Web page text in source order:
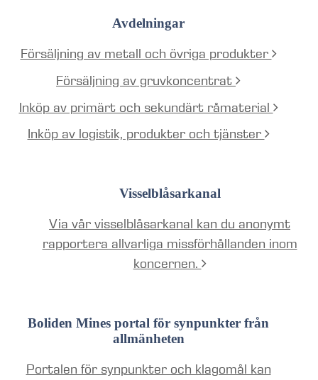
Avdelningar
Försäljning av metall och övriga produkter
Försäljning av gruvkoncentrat
Inköp av primärt och sekundärt råmaterial
Inköp av logistik, produkter och tjänster
Visselblåsarkanal
Via vår visselblåsarkanal kan du anonymt
rapportera allvarliga missförhållanden inom
koncernen.
Boliden Mines portal för synpunkter från
allmänheten
Portalen för synpunkter och klagomål kan